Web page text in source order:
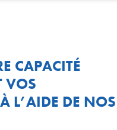
CAPACITÉ
VOS
L’AIDE DE NOS